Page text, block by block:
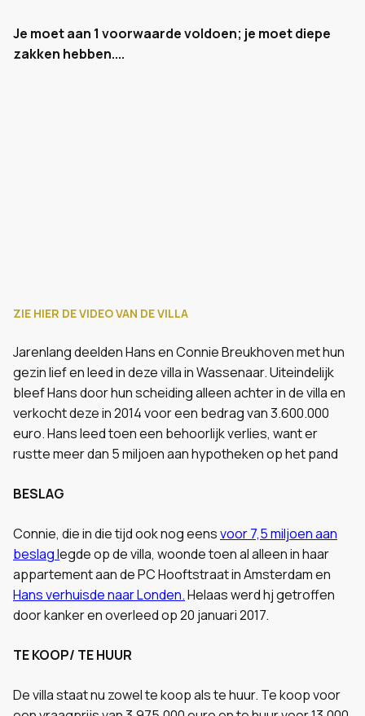
Je moet aan 1 voorwaarde voldoen; je moet diepe
zakken hebben....
ZIE HIER DE VIDEO VAN DE VILLA
Jarenlang deelden Hans en Connie Breukhoven met hun
gezin lief en leed in deze villa in Wassenaar. Uiteindelijk
bleef Hans door hun scheiding alleen achter in de villa en
verkocht deze in 2014 voor een bedrag van 3.600.000
euro. Hans leed toen een behoorlijk verlies, want er
rustte meer dan 5 miljoen aan hypotheken op het pand
BESLAG
Connie, die in die tijd ook nog eensvoor 7,5 miljoen aan
beslag legde op de villa, woonde toen al alleen in haar
appartement aan de PC Hooftstraat in Amsterdam en
Hans verhuisde naar Londen.Helaas werd hj getroffen
door kanker en overleed op 20 januari 2017.
TE KOOP/ TE HUUR
De villa staat nu zowel te koop als te huur. Te koop voor